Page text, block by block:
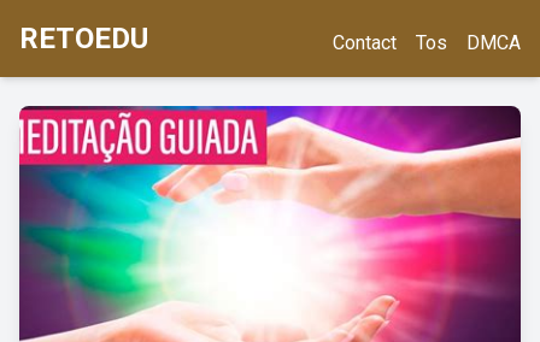
RETOEDU Contact Tos DMCA